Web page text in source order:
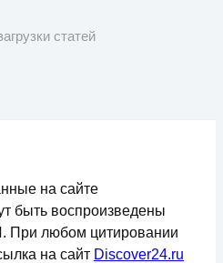
статей
на сайте
быть воспроизведены
При любом цитировании
на сайт Discover24.ru